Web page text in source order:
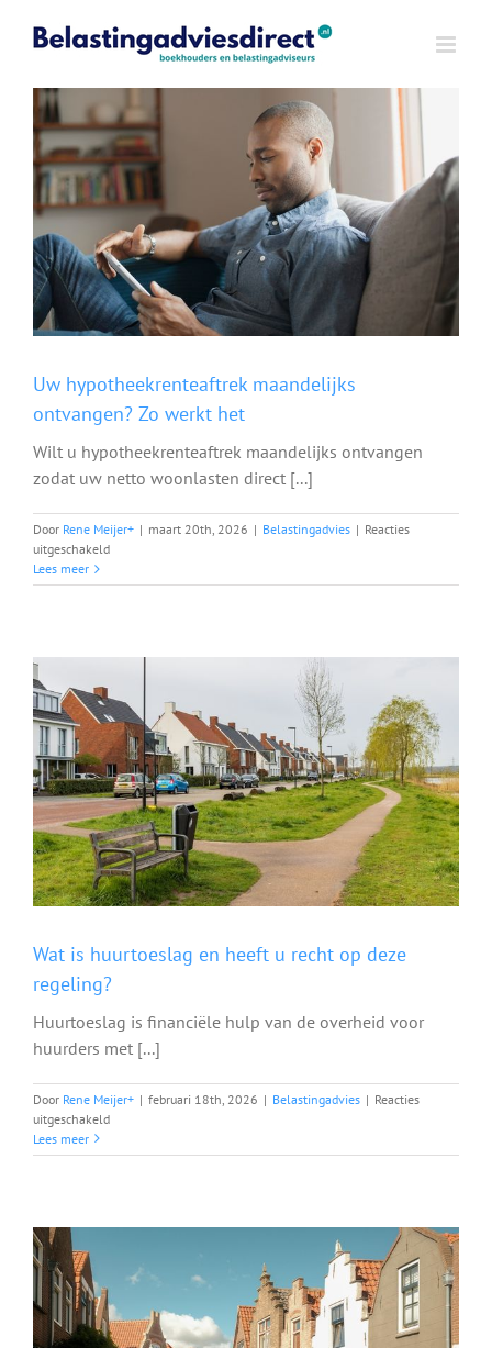
Uw hypotheekrenteaftrek maandelijks
ontvangen? Zo werkt het
Wilt u hypotheekrenteaftrek maandelijks ontvangen
zodat uw netto woonlasten direct [...]
Door Rene Meijer+ | maart 20th, 2026 | Belastingadvies | Reacties
uitgeschakeldvoor
hypotheekrenteaftrek
Lees meer
Wat is huurtoeslag en heeft u recht op deze
regeling?
Huurtoeslag is financiële hulp van de overheid voor
huurders met [...]
Door Rene Meijer+ | februari 18th, 2026 | Belastingadvies | Reacties
uitgeschakeldvoor
is
regeling?
Lees meer